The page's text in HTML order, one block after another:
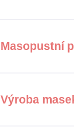
Masopustní
Výroba